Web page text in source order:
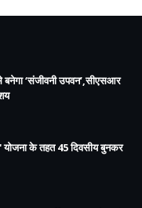
से बनेगा ‘संजीवनी उपवन’,सीएसआर
योजना के तहत 45 दिवसीय बुनकर